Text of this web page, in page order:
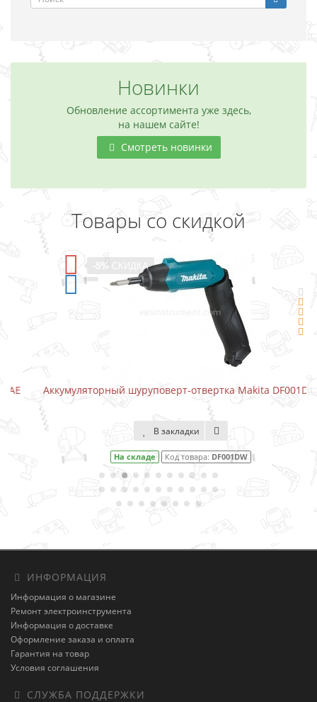
Новинки
Обновление ассортимента уже здесь,
на нашем сайте!
Смотреть новинки
Товары со скидкой
-5% СКИДКА
Аккумуляторный шуруповерт-отвертка Makita DF001DW
В закладки
На складе Код товара:DF001DW
ИНФОРМАЦИЯ
Информация о магазине
Ремонт электроинструмента
Информация о доставке
Оформление заказа и оплата
Гарантия на товар
Условия соглашения
СЛУЖБА ПОДДЕРЖКИ